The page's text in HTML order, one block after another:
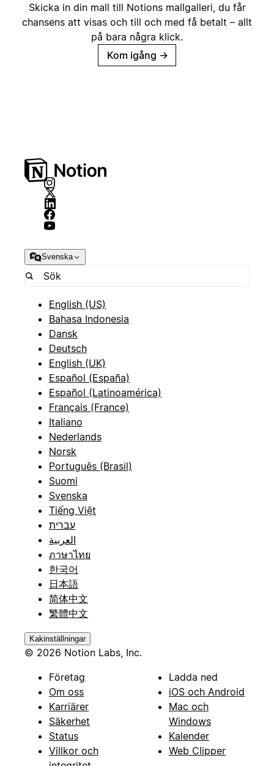
Skicka in din mall till Notions mallgalleri, du får
chansens att visas och till och med få betalt – allt
på bara några klick.
Kom igång →
Svenska
English (US)
Bahasa Indonesia
Dansk
Deutsch
English (UK)
Español (España)
Español (Latinoamérica)
Français (France)
Italiano
Nederlands
Norsk
Português (Brasil)
Suomi
Svenska
Tiếng Việt
עברית
العربية
ภาษาไทย
한국어
日本語
简体中文
繁體中文
Kakinställningar
© 2026 Notion Labs, Inc.
Företag
Om oss
Karriärer
Säkerhet
Status
Villkor och
Ladda ned
iOS och Android
Mac och
Windows
Kalender
Web Clipper